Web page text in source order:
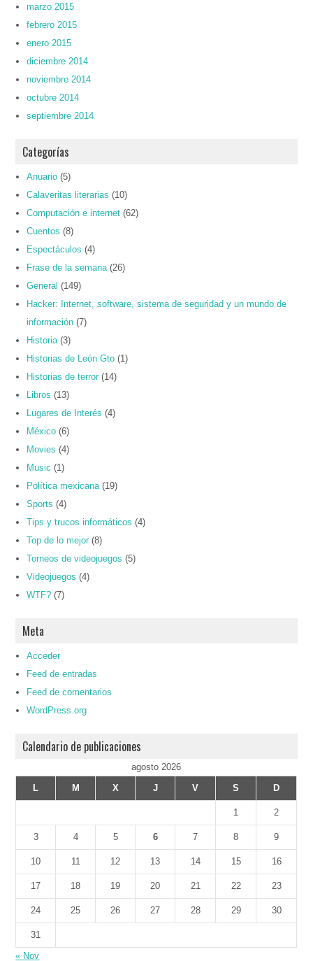
marzo 2015
febrero 2015
enero 2015
diciembre 2014
noviembre 2014
octubre 2014
septiembre 2014
Categorías
Anuario (5)
Calaveritas literarias (10)
Computación e internet (62)
Cuentos (8)
Espectáculos (4)
Frase de la semana (26)
General (149)
Hacker: Internet, software, sistema de seguridad y un mundo de
información (7)
Historia (3)
Historias de León Gto (1)
Historias de terror (14)
Libros (13)
Lugares de Interés (4)
México (6)
Movies (4)
Music (1)
Política mexicana (19)
Sports (4)
Tips y trucos informáticos (4)
Top de lo mejor (8)
Torneos de videojuegos (5)
Videojuegos (4)
WTF? (7)
Meta
Acceder
Feed de entradas
Feed de comentarios
WordPress.org
Calendario de publicaciones
agosto 2026
L
M X J V S D
1 2
3 4 5 6 7 8 9
10 11 12 13 14 15 16
17 18 19 20 21 22 23
24 25 26 27 28 29 30
31
« Nov